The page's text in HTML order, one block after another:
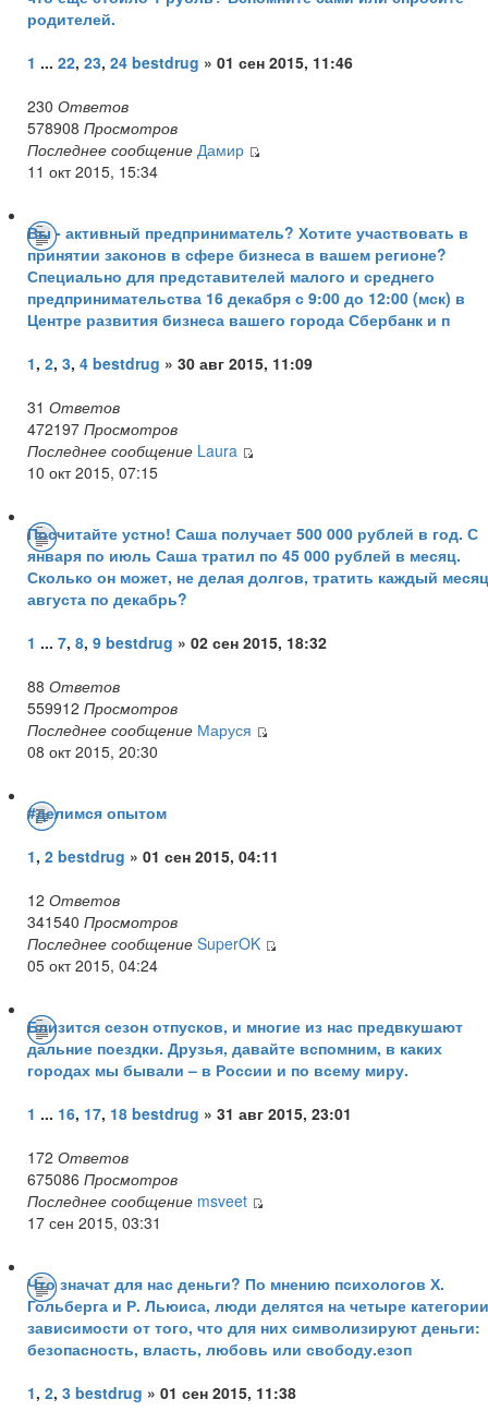
родителей.
1 ... 22, 23, 24 bestdrug » 01 сен 2015, 11:46
230 Ответов
578908 Просмотров
Последнее сообщение Дамир
11 окт 2015, 15:34
Вы - активный предприниматель? Хотите участвовать в
принятии законов в сфере бизнеса в вашем регионе?
Специально для представителей малого и среднего
предпринимательства 16 декабря с 9:00 до 12:00 (мск) в
Центре развития бизнеса вашего города Сбербанк и п
1, 2, 3, 4 bestdrug » 30 авг 2015, 11:09
31 Ответов
472197 Просмотров
Последнее сообщение Laura
10 окт 2015, 07:15
Посчитайте устно! Саша получает 500 000 рублей в год. С
января по июль Саша тратил по 45 000 рублей в месяц.
Сколько он может, не делая долгов, тратить каждый
августа по декабрь?
1 ... 7, 8, 9 bestdrug » 02 сен 2015, 18:32
88 Ответов
559912 Просмотров
Последнее сообщение Маруся
08 окт 2015, 20:30
#делимся опытом
1, 2 bestdrug » 01 сен 2015, 04:11
12 Ответов
341540 Просмотров
Последнее сообщение SuperOK
05 окт 2015, 04:24
Близится сезон отпусков, и многие из нас предвкушают
дальние поездки. Друзья, давайте вспомним, в каких
городах мы бывали – в России и по всему миру.
1 ... 16, 17, 18 bestdrug » 31 авг 2015, 23:01
172 Ответов
675086 Просмотров
Последнее сообщение msveet
17 сен 2015, 03:31
Что значат для нас деньги? По мнению психологов Х.
Гольберга и Р. Льюиса, люди делятся на четыре
зависимости от того, что для них символизируют деньги:
безопасность, власть, любовь или свободу.езоп
1, 2, 3 bestdrug » 01 сен 2015, 11:38